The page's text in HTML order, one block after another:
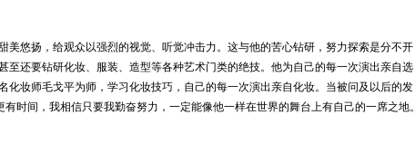
悠扬，给观众以强烈的视觉、听觉冲击力。这与他的苦心钻研，努力探索是分不开
还要钻研化妆、服装、造型等各种艺术门类的绝技。他为自己的每一次演出亲自选
妆师毛戈平为师，学习化妆技巧，自己的每一次演出亲自化妆。当被问及以后的发
时间，我相信只要我勤奋努力，一定能像他一样在世界的舞台上有自己的一席之地。